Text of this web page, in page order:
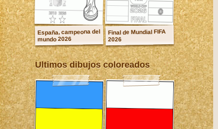
España, campeona del
mundo 2026
Final de Mundial FIFA
2026
Ultimos dibujos coloreados